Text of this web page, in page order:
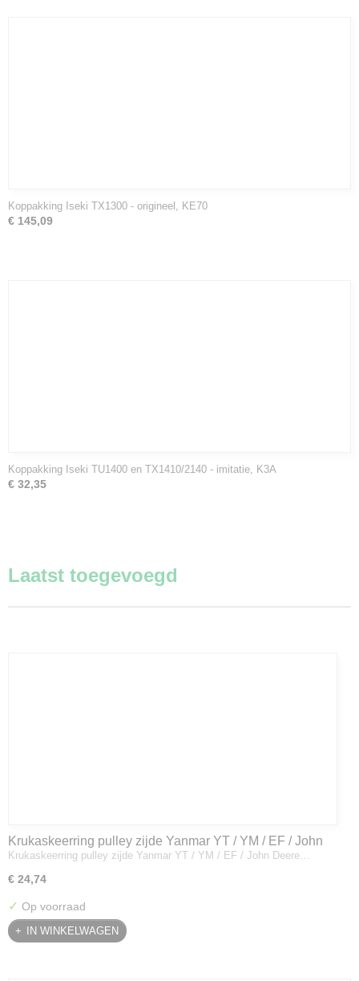
Koppakking Iseki TX1300 - origineel, KE70
€ 145,09
Koppakking Iseki TU1400 en TX1410/2140 - imitatie, K3A
€ 32,35
Laatst toegevoegd
Krukaskeerring pulley zijde Yanmar YT / YM / EF / John
Deere - 119934-01800
Krukaskeerring pulley zijde Yanmar YT / YM / EF / John Deere…
€ 24,74
✓ Op voorraad
IN WINKELWAGEN